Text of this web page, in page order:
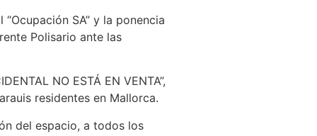
SA” y la ponencia
Polisario ante las
NO ESTÁ EN VENTA”,
residentes en Mallorca.
del espacio, a todos los